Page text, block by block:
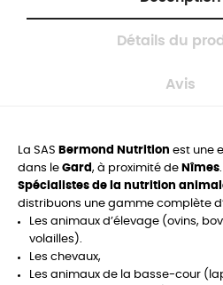
Détails du
Avis
La SAS Bermond Nutrition est une
dans le Gard , à proximité de Nîmes.
Spécialistes de la nutrition
distribuons une gamme complète
Les animaux d’élevage (ovins,
volailles).
Les chevaux,
Les animaux de la basse-cour